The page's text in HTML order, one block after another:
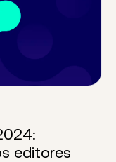
editores